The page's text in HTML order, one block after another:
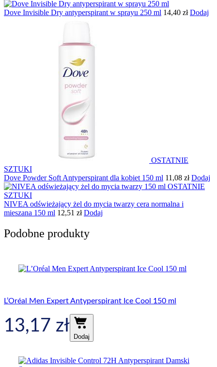
Dove Invisible Dry antyperspirant w sprayu 250 ml 14,40 zł Dodaj
OSTATNIE
SZTUKI
Dove Powder Soft Antyperspirant dla kobiet 150 ml 11,08 zł Dodaj
OSTATNIE
SZTUKI
NIVEA odświeżający żel do mycia twarzy cera normalna i
mieszana 150 ml 12,51 zł Dodaj
Podobne produkty
L’Oréal Men Expert Antyperspirant Ice Cool 150 ml
13,17 zł
Dodaj